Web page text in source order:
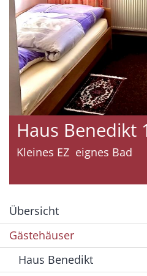
Benedikt 1.
EZ eignes Bad
Übersicht
Gästehäuser
Haus Benedikt